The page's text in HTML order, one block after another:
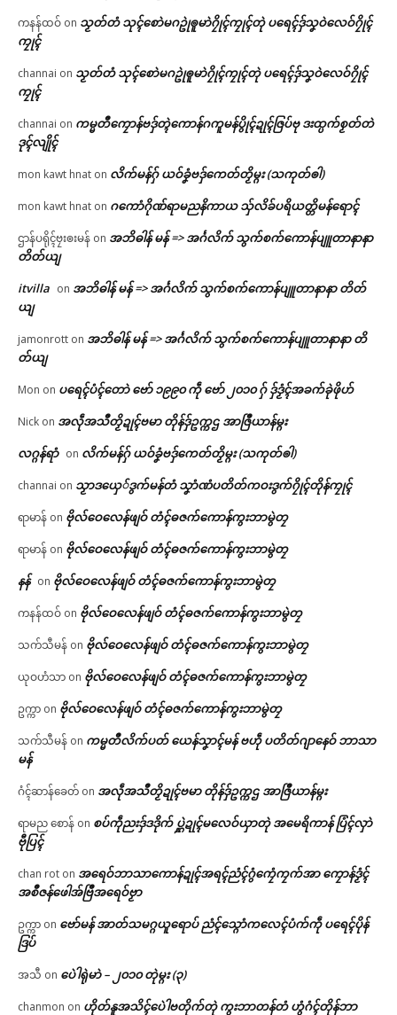
ကနန်ထဝ် on သၟတ်တံ သုၚ်စောဲမဂဥုဲၜူမာဲဂၠိုၚ်ကၠုၚ်တုဲ ပရေၚ်ဒှ်သၞဝဲလေဝ်ဂၠိုၚ်
ကၠုၚ်
channai on သၟတ်တံ သုၚ်စောဲမဂဥုဲၜူမာဲဂၠိုၚ်ကၠုၚ်တုဲ ပရေၚ်ဒှ်သၞဝဲလေဝ်ဂၠိုၚ်
ကၠုၚ်
channai on ကမ္မတဳကၠောန်ဗဒှ်တ္ၚဲကောန်ဂကူမန်ပွိုၚ်ဍုၚ်ဇြပ်ဗု ဒးထ္ပက်စၟတ်တဲ
ဒုၚ်လျိုၚ်
mon kawt hnat on လိက်မန်ဂှ် ယဝ်ခၞံဗဒှ်ကေတ်တၟိမ္ဂး (သကုတ်ၜါ)
mon kawt hnat on ဂကောံဂိုဏ်ရာမညနိကာယ သှ်လိခ်ပရိယတ္တိမန်ရောၚ်
ဌာန်ပရိုၚ်ဗၠးၜးမန် on အဘိဓါန် မန် => အၚ်္ဂလိက် သွက်စက်ကောန်ပျူတာနာနာ
တိတ်ယျ
itvilla on အဘိဓါန် မန် => အၚ်္ဂလိက် သွက်စက်ကောန်ပျူတာနာနာ တိတ်
ယျ
jamonrott on အဘိဓါန် မန် => အၚ်္ဂလိက် သွက်စက်ကောန်ပျူတာနာနာ တိ
တ်ယျ
Mon on ပရေၚ်ပံၚ်တောဲ ဗော် ၁၉၉၀ ကဵု ဗော် ၂၀၁၀ ဂှ် ဒှ်ဒၟံၚ်အခက်ခုဲဖိုဟ်
Nick on အလဵုအသဳတၟိဍုၚ်ဗမာ တိုန်ဒှ်ဥက္ကဌ အာဇြဳယာန်မ္ဂး
လဂ္ဂန်ရာံ on လိက်မန်ဂှ် ယဝ်ခၞံဗဒှ်ကေတ်တၟိမ္ဂး (သကုတ်ၜါ)
channai on သၟာဒယှေ်ဒွက်မန်တံ သၞာံဏံပတိတ်ကဝးဒွက်ဂၠိုၚ်တိုန်ကၠုၚ်
ရာမာန် on ဗိုလ်ဝေလေန်ဖျဝ် တံၚ်ဓဇက်ကောန်ကွးဘာမွဲတၠ
ရာမာန် on ဗိုလ်ဝေလေန်ဖျဝ် တံၚ်ဓဇက်ကောန်ကွးဘာမွဲတၠ
နန် on ဗိုလ်ဝေလေန်ဖျဝ် တံၚ်ဓဇက်ကောန်ကွးဘာမွဲတၠ
ကနန်ထဝ် on ဗိုလ်ဝေလေန်ဖျဝ် တံၚ်ဓဇက်ကောန်ကွးဘာမွဲတၠ
သက်သီမန် on ဗိုလ်ဝေလေန်ဖျဝ် တံၚ်ဓဇက်ကောန်ကွးဘာမွဲတၠ
ယုဝဟံသာ on ဗိုလ်ဝေလေန်ဖျဝ် တံၚ်ဓဇက်ကောန်ကွးဘာမွဲတၠ
ဥက္ကာ on ဗိုလ်ဝေလေန်ဖျဝ် တံၚ်ဓဇက်ကောန်ကွးဘာမွဲတၠ
သက်သီမန် on ကမ္မတဳလိက်ပတ် ယေန်သၞာၚ်မန် ဗဟဵု ပတိတ်ဂျာနေဝ် ဘာသာ
မန်
ဂံၚ်ဆာန်ခေတ် on အလဵုအသဳတၟိဍုၚ်ဗမာ တိုန်ဒှ်ဥက္ကဌ အာဇြဳယာန်မ္ဂး
ရာမည စောန် on စပ်ကဵုညးဒှ်ဒဒိုက် ပ္ဋဲဍုၚ်မလေဝ်ယှာတုဲ အမေရိကာန် ပြံၚ်လှာဲ
ဗီုပြၚ်
chan rot on အရေဝ်ဘာသာကောန်ဍုၚ်အရၚ်ညံၚ်ဂွံကၠေံကၠက်အာ ကၠောန်ဒၟံၚ်
အစဳဇန်ဖေါအ်ဗြဳအရေဝ်ဗၟာ
ဥက္ကာ on ဗော်မန် အာတ်သမဂ္ဂယူရောပ် ညံၚ်သ္ဂောံကလေၚ်ပံက်ကဵု ပရေၚ်ပိုန်
ဒြပ်
အသီ on ပေဲါရုဲမာဲ – ၂၀၁၀ တုဲမ္ဂး (၃)
chanmon on ဟိုတ်နူအသိၚ်ပေဲါဗတိုက်တုဲ ကွးဘာတန်တံ ဟွံဂံၚ်တိုန်ဘာ